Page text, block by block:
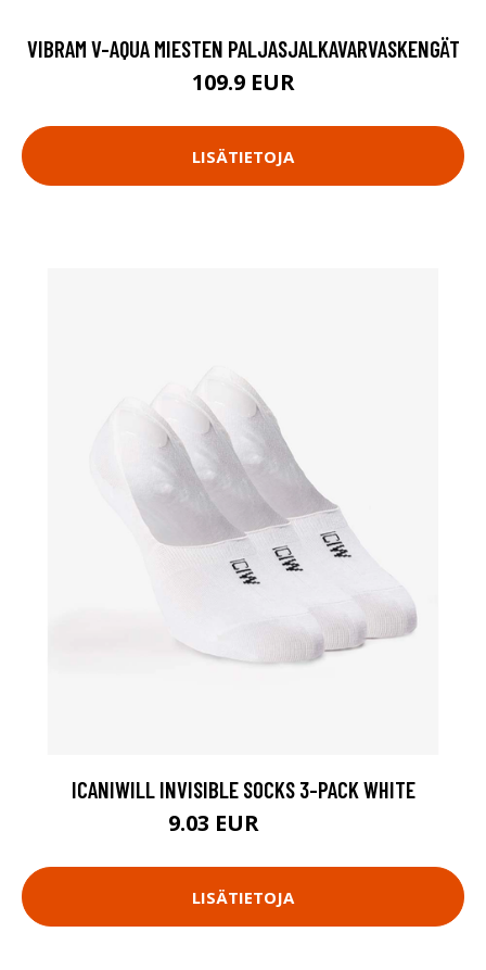
VIBRAM V-AQUA MIESTEN PALJASJALKAVARVASKENGÄT
109.9 EUR
LISÄTIETOJA
ICANIWILL INVISIBLE SOCKS 3-PACK WHITE
9.03 EUR
LISÄTIETOJA